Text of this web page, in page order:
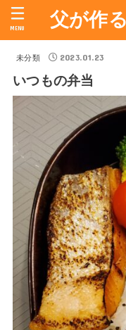
父が作
MENU
未分類 2023.01.23
いつもの弁当